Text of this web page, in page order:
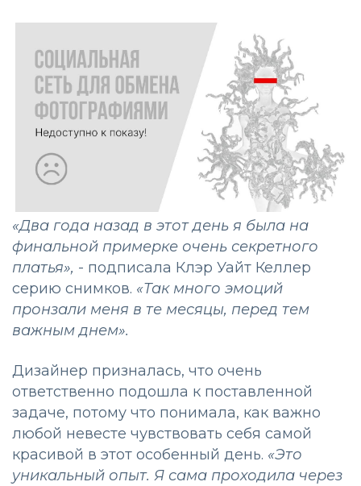
«Два года назад в этот день я была на
финальной примерке очень секретного
платья», - подписала Клэр Уайт Келлер
серию снимков. «Так много эмоций
пронзали меня в те месяцы, перед тем
важным днем».
Дизайнер призналась, что очень
ответственно подошла к поставленной
задаче, потому что понимала, как важно
любой невесте чувствовать себя самой
красивой в этот особенный день. «Это
уникальный опыт. Я сама проходила через